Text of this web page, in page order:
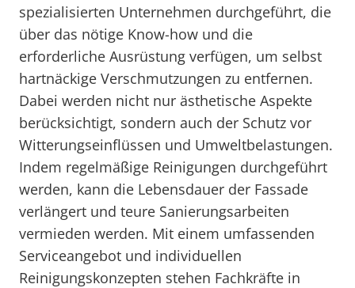
spezialisierten Unternehmen durchgeführt, die
über das nötige Know-how und die
erforderliche Ausrüstung verfügen, um selbst
hartnäckige Verschmutzungen zu entfernen.
Dabei werden nicht nur ästhetische Aspekte
berücksichtigt, sondern auch der Schutz vor
Witterungseinflüssen und Umweltbelastungen.
Indem regelmäßige Reinigungen durchgeführt
werden, kann die Lebensdauer der Fassade
verlängert und teure Sanierungsarbeiten
vermieden werden. Mit einem umfassenden
Serviceangebot und individuellen
Reinigungskonzepten stehen Fachkräfte in